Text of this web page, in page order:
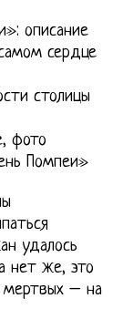
описание
сердце
столицы
фото
Помпеи»
удалось
нет же, это
мертвых – на